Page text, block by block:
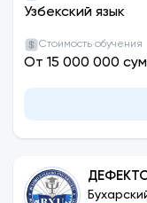
Узбекский язык
Стоимость обучения
От 15 000 000 сум